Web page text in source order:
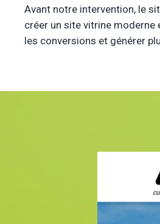
Avant notre intervention, le
créer un site vitrine moderne
les conversions et générer